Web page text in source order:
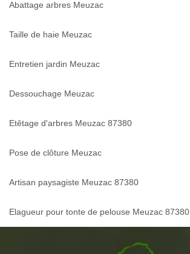
Abattage arbres Meuzac
Taille de haie Meuzac
Entretien jardin Meuzac
Dessouchage Meuzac
Etêtage d'arbres Meuzac 87380
Pose de clôture Meuzac
Artisan paysagiste Meuzac 87380
Elagueur pour tonte de pelouse Meuzac 87380